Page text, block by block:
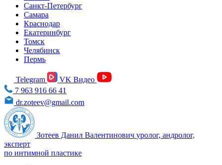
Санкт-Петербург
Самара
Краснодар
Екатеринбург
Томск
Челябинск
Пермь
Telegram
VK Видео
7 963 916 66 41
dr.zoteev@gmail.com
Зотеев Данил Валентинович уролог, андролог,
эксперт
по интимной пластике